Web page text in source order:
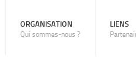
ORGANISATION
Qui sommes-nous ?
LIENS